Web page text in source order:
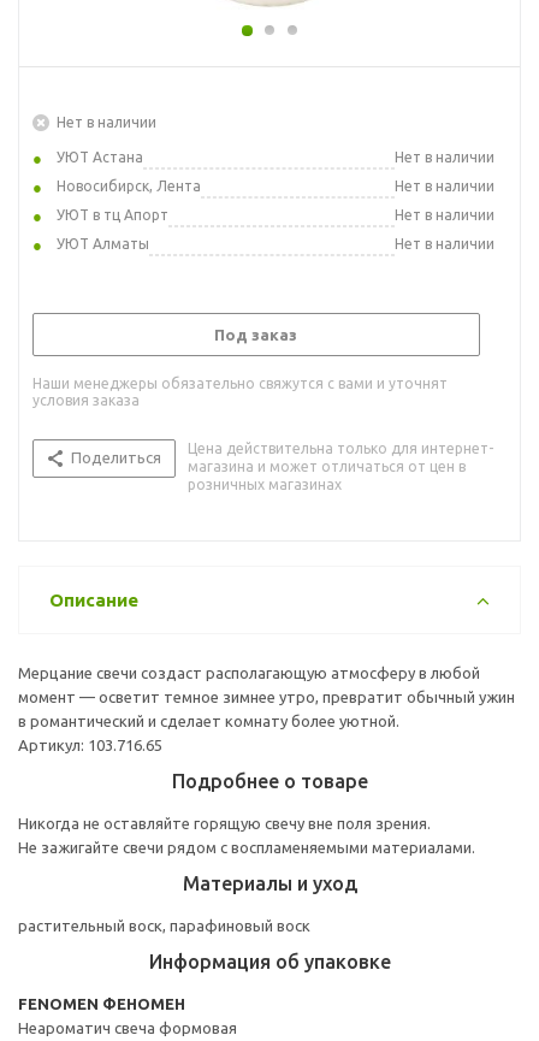
Нет в наличии
УЮТ Астана
Нет в наличии
Новосибирск, Лента
Нет в наличии
УЮТ в тц Апорт
Нет в наличии
УЮТ Алматы
Нет в наличии
Под заказ
Наши менеджеры обязательно свяжутся с вами и уточнят
условия заказа
Поделиться
Цена действительна только для интернет-
магазина и может отличаться от цен в
розничных магазинах
Описание
Мерцание свечи создаст располагающую атмосферу в любой
момент — осветит темное зимнее утро, превратит обычный ужин
в романтический и сделает комнату более уютной.
Артикул: 103.716.65
Подробнее о товаре
Никогда не оставляйте горящую свечу вне поля зрения.
Не зажигайте свечи рядом с воспламеняемыми материалами.
Материалы и уход
растительный воск, парафиновый воск
Информация об упаковке
FENOMEN ФЕНОМЕН
Неароматич свеча формовая